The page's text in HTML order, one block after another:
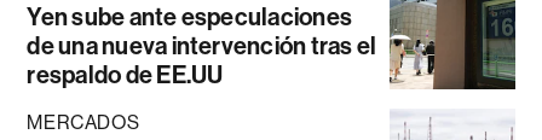
Yen sube ante especulaciones
de una nueva intervención tras el
respaldo de EE.UU
MERCADOS